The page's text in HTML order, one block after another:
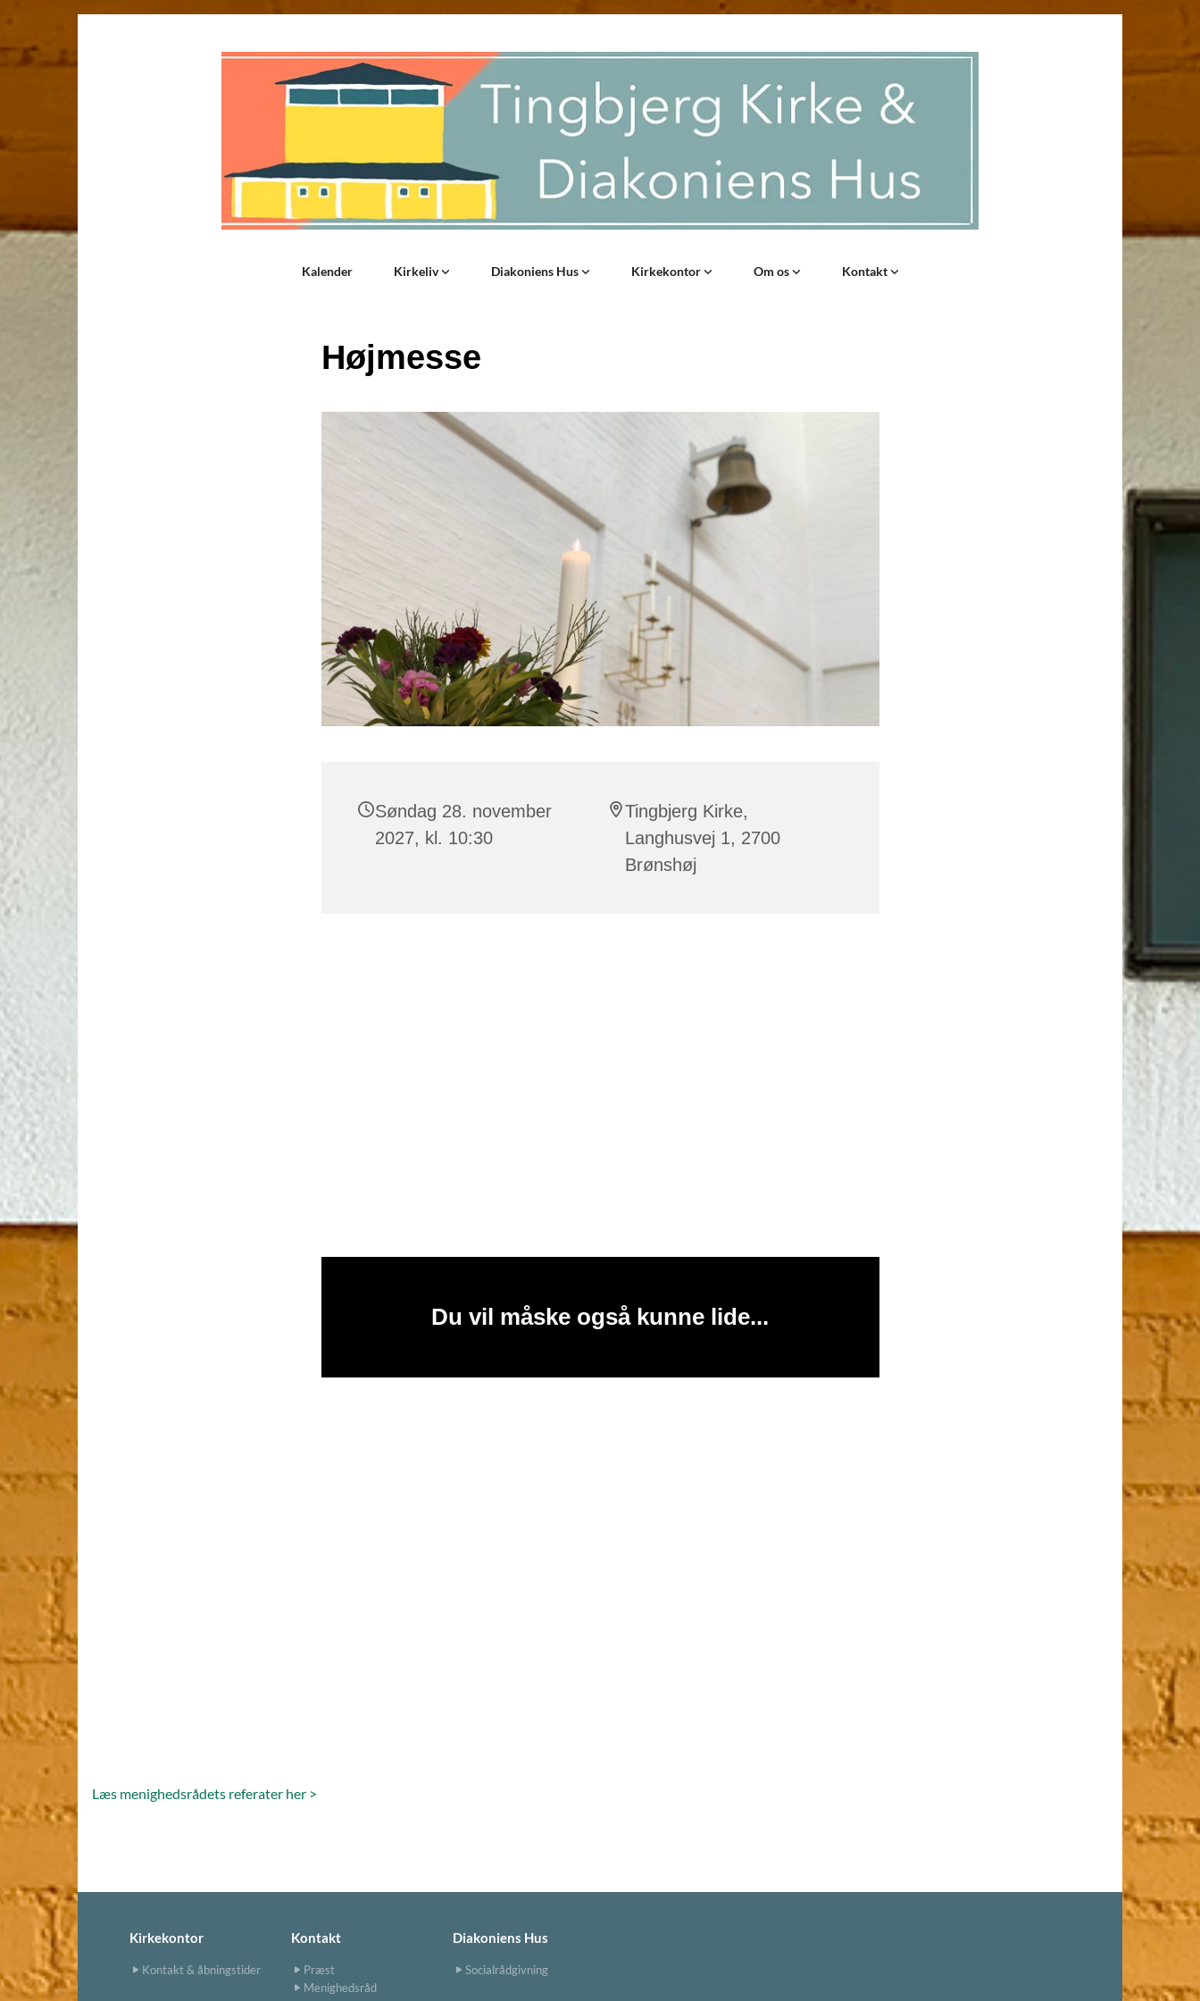
Kalender Kirkeliv Diakoniens Hus Kirkekontor Om os Kontakt
Højmesse
Søndag 28. november
2027, kl. 10:30
Tingbjerg Kirke,
Langhusvej 1, 2700
Brønshøj
Du vil måske også kunne lide...
Læs menighedsrådets referater her >
Kirkekontor
Kontakt & åbningstider
Kontakt
Præst
Menighedsråd
Diakoniens Hus
Socialrådgivning